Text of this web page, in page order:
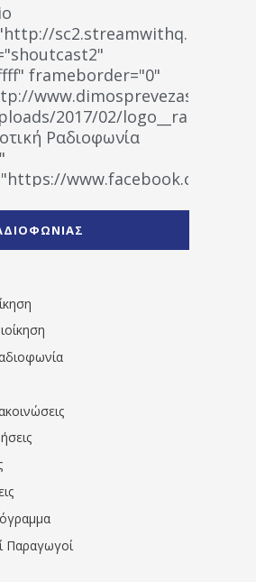
frameborder="0"
www.dimosprevezas.gr/wp-
2017/02/
Ραδιοφωνία
www.facebook.com/
" artist="" ]
Παραγωγοί